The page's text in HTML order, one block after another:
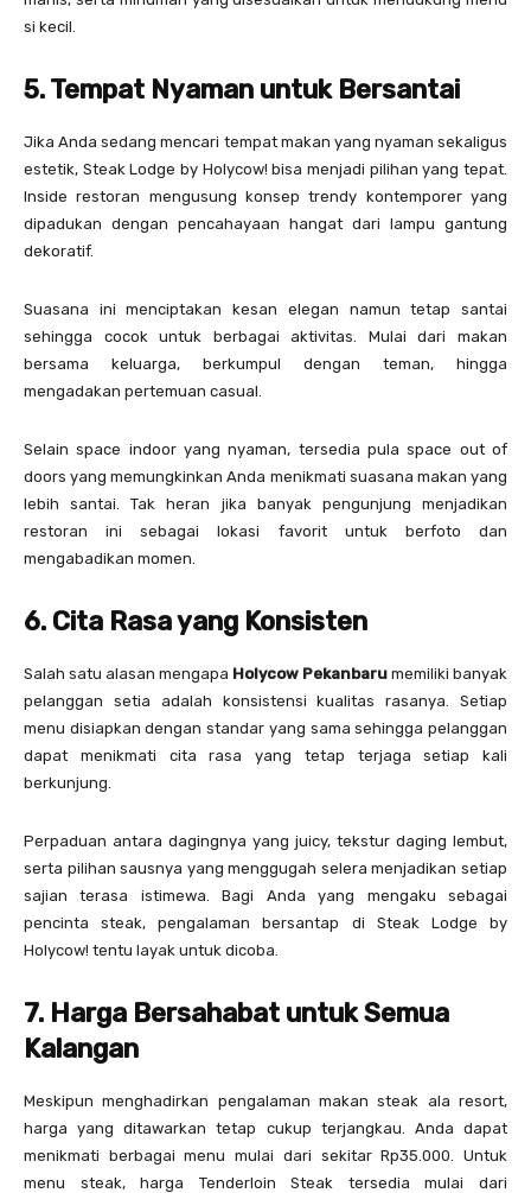
si kecil.
5. Tempat Nyaman untuk Bersantai
Jika Anda sedang mencari tempat makan yang nyaman sekaligus
estetik, Steak Lodge by Holycow! bisa menjadi pilihan yang tepat.
Inside restoran mengusung konsep trendy kontemporer yang
dipadukan dengan pencahayaan hangat dari lampu gantung
dekoratif.
Suasana ini menciptakan kesan elegan namun tetap santai
sehingga cocok untuk berbagai aktivitas. Mulai dari makan
bersama keluarga, berkumpul dengan teman, hingga
mengadakan pertemuan casual.
Selain space indoor yang nyaman, tersedia pula space out of
doors yang memungkinkan Anda menikmati suasana makan yang
lebih santai. Tak heran jika banyak pengunjung menjadikan
restoran ini sebagai lokasi favorit untuk berfoto dan
mengabadikan momen.
6. Cita Rasa yang Konsisten
Salah satu alasan mengapa Holycow Pekanbaru memiliki banyak
pelanggan setia adalah konsistensi kualitas rasanya. Setiap
menu disiapkan dengan standar yang sama sehingga pelanggan
dapat menikmati cita rasa yang tetap terjaga setiap kali
berkunjung.
Perpaduan antara dagingnya yang juicy, tekstur daging lembut,
serta pilihan sausnya yang menggugah selera menjadikan setiap
sajian terasa istimewa. Bagi Anda yang mengaku sebagai
pencinta steak, pengalaman bersantap di Steak Lodge by
Holycow! tentu layak untuk dicoba.
7. Harga Bersahabat untuk Semua
Kalangan
Meskipun menghadirkan pengalaman makan steak ala resort,
harga yang ditawarkan tetap cukup terjangkau. Anda dapat
menikmati berbagai menu mulai dari sekitar Rp35.000. Untuk
menu steak, harga Tenderloin Steak tersedia mulai dari